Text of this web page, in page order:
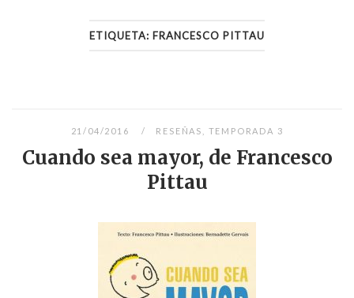
ETIQUETA: FRANCESCO PITTAU
21/04/2016 RESEÑAS TEMPORADA 3
Cuando sea mayor, de Francesco
Pittau